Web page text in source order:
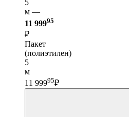
5
м —
11 99995
₽
Пакет
(полиэтилен)
5
м
11 99995₽